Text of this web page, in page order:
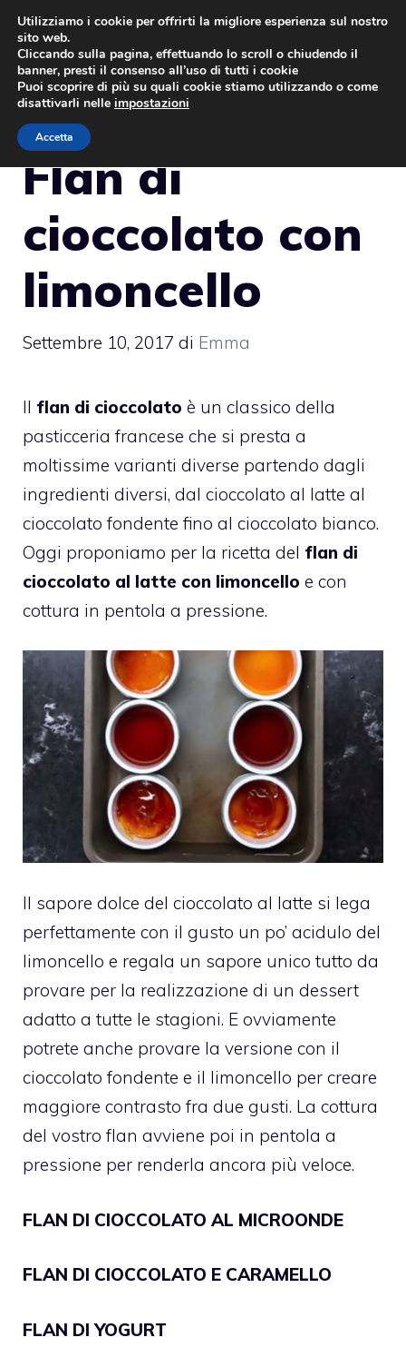
Vai
contenuto
Flan di
cioccolato con
limoncello
Settembre 10, 2017 di Emma
Il flan di cioccolato è un classico della
pasticceria francese che si presta a
moltissime varianti diverse partendo dagli
ingredienti diversi, dal cioccolato al latte al
cioccolato fondente fino al cioccolato bianco.
Oggi proponiamo per la ricetta del flan di
cioccolato al latte con limoncello e con
cottura in pentola a pressione.
Il sapore dolce del cioccolato al latte si lega
perfettamente con il gusto un po’ acidulo del
limoncello e regala un sapore unico tutto da
provare per la realizzazione di un dessert
adatto a tutte le stagioni. E ovviamente
potrete anche provare la versione con il
cioccolato fondente e il limoncello per creare
maggiore contrasto fra due gusti. La cottura
del vostro flan avviene poi in pentola a
pressione per renderla ancora più veloce.
FLAN DI CIOCCOLATO AL MICROONDE
FLAN DI CIOCCOLATO E CARAMELLO
FLAN DI YOGURT
Utilizziamo i cookie per offrirti la migliore esperienza sul nostro
sito web.
Cliccando sulla pagina, effettuando lo scroll o chiudendo il
banner, presti il consenso all’uso di tutti i cookie
Puoi scoprire di più su quali cookie stiamo utilizzando o come
disattivarli nelle impostazioni
Accetta